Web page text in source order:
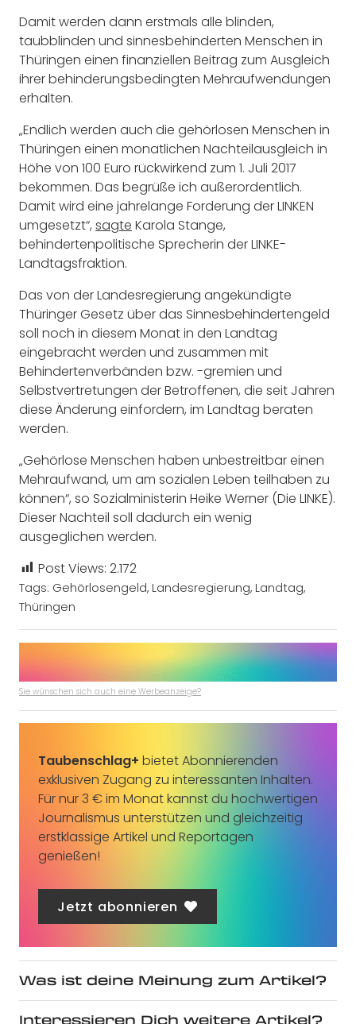
Damit werden dann erstmals alle blinden,
taubblinden und sinnesbehinderten Menschen in
Thüringen einen finanziellen Beitrag zum Ausgleich
ihrer behinderungsbedingten Mehraufwendungen
erhalten.
„Endlich werden auch die gehörlosen Menschen in
Thüringen einen monatlichen Nachteilausgleich in
Höhe von 100 Euro rückwirkend zum 1. Juli 2017
bekommen. Das begrüße ich außerordentlich.
Damit wird eine jahrelange Forderung der LINKEN
umgesetzt“, sagte Karola Stange,
behindertenpolitische Sprecherin der LINKE-
Landtagsfraktion.
Das von der Landesregierung angekündigte
Thüringer Gesetz über das Sinnesbehindertengeld
soll noch in diesem Monat in den Landtag
eingebracht werden und zusammen mit
Behindertenverbänden bzw. -gremien und
Selbstvertretungen der Betroffenen, die seit Jahren
diese Änderung einfordern, im Landtag beraten
werden.
„Gehörlose Menschen haben unbestreitbar einen
Mehraufwand, um am sozialen Leben teilhaben zu
können“, so Sozialministerin Heike Werner (Die LINKE).
Dieser Nachteil soll dadurch ein wenig
ausgeglichen werden.
Post Views: 2.172
Tags: Gehörlosengeld, Landesregierung, Landtag,
Thüringen
Sie wünschen sich auch eine Werbeanzeige?
Taubenschlag+ bietet Abonnierenden
exklusiven Zugang zu interessanten Inhalten.
Für nur 3 € im Monat kannst du hochwertigen
Journalismus unterstützen und gleichzeitig
erstklassige Artikel und Reportagen
genießen!
Jetzt abonnieren
Was ist deine Meinung zum Artikel?
Interessieren Dich weitere Artikel?